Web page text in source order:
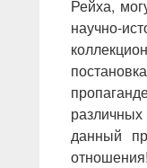
Рейха,
научно-
данный